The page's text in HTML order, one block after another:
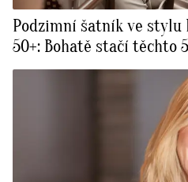
Podzimní šatník ve stylu
50+: Bohatě stačí těchto